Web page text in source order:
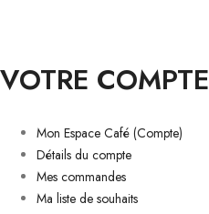
VOTRE COMPTE
Mon Espace Café (Compte)
Détails du compte
Mes commandes
Ma liste de souhaits